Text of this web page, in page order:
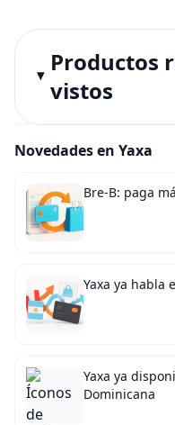
Productos
vistos
Novedades en Yaxa
Bre-B: paga
Yaxa ya habla
Yaxa ya
Dominicana